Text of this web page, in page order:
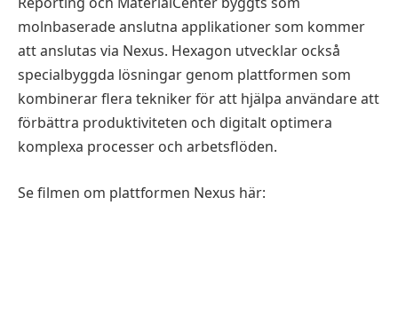
molnbaserade anslutna applikationer som kommer
att anslutas via Nexus. Hexagon utvecklar också
specialbyggda lösningar genom plattformen som
kombinerar flera tekniker för att hjälpa användare att
förbättra produktiviteten och digitalt optimera
komplexa processer och arbetsflöden.
Se filmen om plattformen Nexus här: